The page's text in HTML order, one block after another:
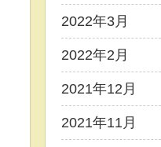
2022年3月
2022年2月
2021年12月
2021年11月